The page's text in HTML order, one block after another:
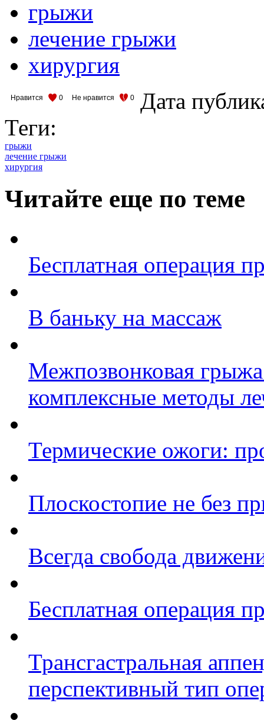
грыжи
лечение грыжи
хирургия
Нравится 0 Не нравится 0
Дата
Теги:
грыжи
лечение грыжи
хирургия
Читайте еще по теме
Бесплатная операция
В баньку на массаж
Межпозвонковая
комплексные методы
Термические ожоги:
Плоскостопие не без
Всегда свобода
Бесплатная операция
Трансгастральная
перспективный тип